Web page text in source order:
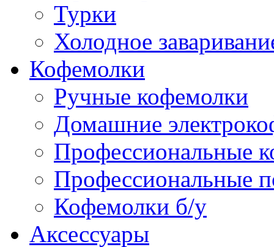
Турки
Холодное
Кофемолки
Ручные кофемолки
Домашние
Профессиональные
Профессиональные
Кофемолки б/у
Аксессуары